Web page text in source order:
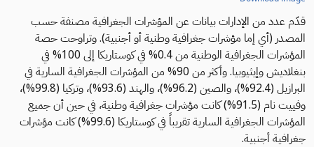
قدّم عدد من الإدارات بيانات عن المؤشرات الجغرافية مصنفة حسب
المصدر (أي إما مؤشرات جغرافية وطنية أو أجنبية). وتراوحت حصة
المؤشرات الجغرافية الوطنية من 0.4% في كوستاريكا إلى 100% في
بنغلاديش وإيثيوبيا. وأكثر من 90% من المؤشرات الجغرافية السارية في
البرازيل (92.4%)، والصين (96.2%)، والهند (93.6%)، وتركيا (99.8%)،
وفييت نام (91.5%) كانت مؤشرات جغرافية وطنية، في حين أن جميع
المؤشرات الجغرافية السارية تقريباً في كوستاريكا (99.6%) كانت مؤشرات
جغرافية أجنبية.